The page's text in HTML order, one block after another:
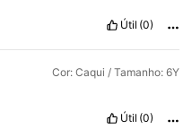
Útil (0)
Cor: Caqui / Tamanho: 6Y
Útil (0)